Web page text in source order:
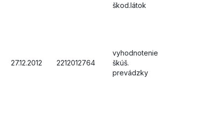
škod.látok
27.12.2012 2212012764
vyhodnotenie
škúš.
prevádzky